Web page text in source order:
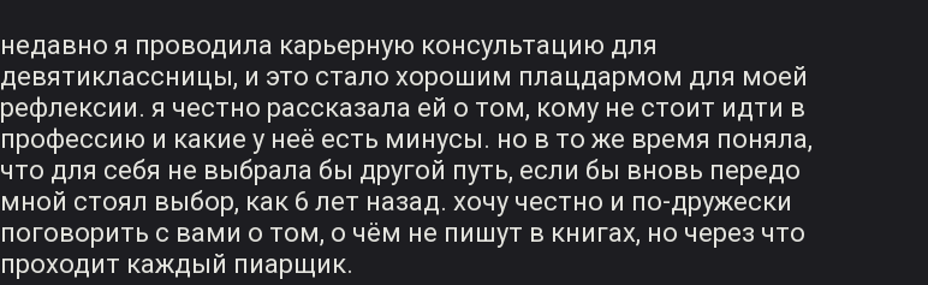
недавно я проводила карьерную консультацию для
девятиклассницы, и это стало хорошим плацдармом для моей
рефлексии. я честно рассказала ей о том, кому не стоит идти в
профессию и какие у неё есть минусы. но в то же время поняла,
что для себя не выбрала бы другой путь, если бы вновь передо
мной стоял выбор, как 6 лет назад. хочу честно и по-дружески
поговорить с вами о том, о чём не пишут в книгах, но через что
проходит каждый пиарщик.